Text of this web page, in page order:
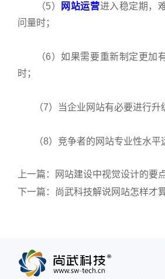
（5） 网站运营进入稳定期，
问量时；
（6）如果需要重新制定更加
时；
（7）当企业网站有必要进行升
（8）竞争者的网站专业性水平
上一篇：
网站建设中视觉设计的要
下一篇：